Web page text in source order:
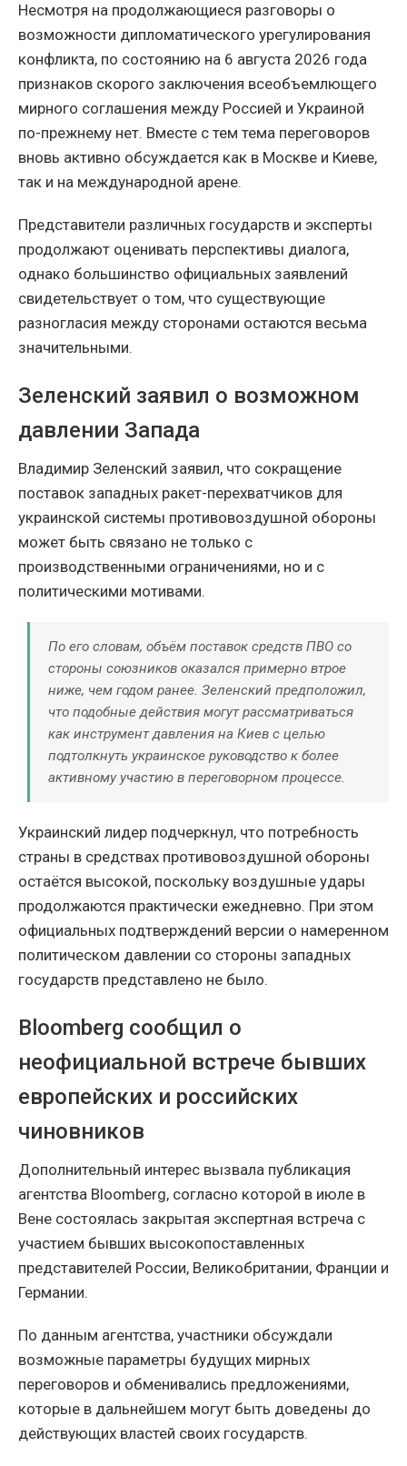
Несмотря на продолжающиеся разговоры о
возможности дипломатического урегулирования
конфликта, по состоянию на 6 августа 2026 года
признаков скорого заключения всеобъемлющего
мирного соглашения между Россией и Украиной
по-прежнему нет. Вместе с тем тема переговоров
вновь активно обсуждается как в Москве и Киеве,
так и на международной арене.
Представители различных государств и эксперты
продолжают оценивать перспективы диалога,
однако большинство официальных заявлений
свидетельствует о том, что существующие
разногласия между сторонами остаются весьма
значительными.
Зеленский заявил о возможном
давлении Запада
Владимир Зеленский заявил, что сокращение
поставок западных ракет-перехватчиков для
украинской системы противовоздушной обороны
может быть связано не только с
производственными ограничениями, но и с
политическими мотивами.
По его словам, объём поставок средств ПВО со
стороны союзников оказался примерно втрое
ниже, чем годом ранее. Зеленский предположил,
что подобные действия могут рассматриваться
как инструмент давления на Киев с целью
подтолкнуть украинское руководство к более
активному участию в переговорном процессе.
Украинский лидер подчеркнул, что потребность
страны в средствах противовоздушной обороны
остаётся высокой, поскольку воздушные удары
продолжаются практически ежедневно. При этом
официальных подтверждений версии о намеренном
политическом давлении со стороны западных
государств представлено не было.
Bloomberg сообщил о
неофициальной встрече бывших
европейских и российских
чиновников
Дополнительный интерес вызвала публикация
агентства Bloomberg, согласно которой в июле в
Вене состоялась закрытая экспертная встреча с
участием бывших высокопоставленных
представителей России, Великобритании, Франции и
Германии.
По данным агентства, участники обсуждали
возможные параметры будущих мирных
переговоров и обменивались предложениями,
которые в дальнейшем могут быть доведены до
действующих властей своих государств.